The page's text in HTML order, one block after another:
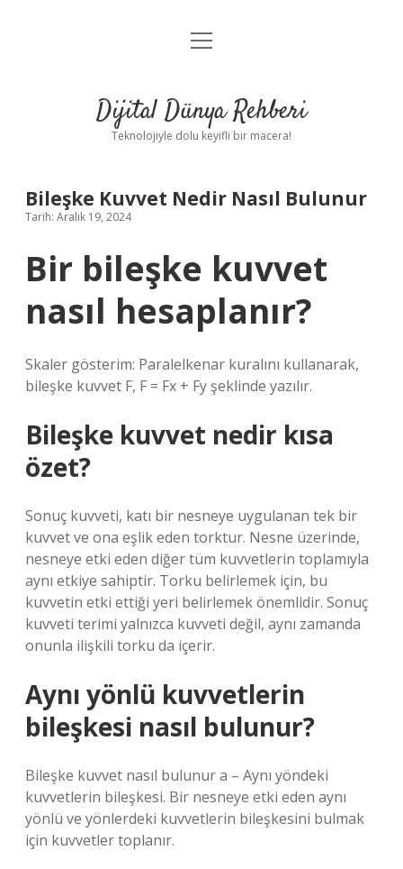
Anasayfa
Yasal Uyarı
menüyü
Dijital Dünya Rehberi
Teknolojiyle dolu keyifli bir macera!
Bileşke Kuvvet Nedir Nasıl Bulunur
Tarih: Aralık 19, 2024
Bir bileşke kuvvet
nasıl hesaplanır?
Skaler gösterim: Paralelkenar kuralını kullanarak,
bileşke kuvvet F, F = Fx + Fy şeklinde yazılır.
Bileşke kuvvet nedir kısa
özet?
Sonuç kuvveti, katı bir nesneye uygulanan tek bir
kuvvet ve ona eşlik eden torktur. Nesne üzerinde,
nesneye etki eden diğer tüm kuvvetlerin toplamıyla
aynı etkiye sahiptir. Torku belirlemek için, bu
kuvvetin etki ettiği yeri belirlemek önemlidir. Sonuç
kuvveti terimi yalnızca kuvveti değil, aynı zamanda
onunla ilişkili torku da içerir.
Aynı yönlü kuvvetlerin
bileşkesi nasıl bulunur?
Bileşke kuvvet nasıl bulunur a – Aynı yöndeki
kuvvetlerin bileşkesi. Bir nesneye etki eden aynı
yönlü ve yönlerdeki kuvvetlerin bileşkesini bulmak
için kuvvetler toplanır.